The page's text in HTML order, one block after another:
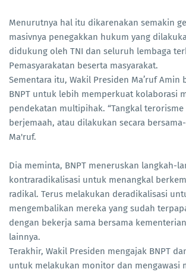
Menurutnya hal itu dikarenakan semakin
masivnya penegakkan hukum yang
didukung oleh TNI dan seluruh lembaga
Pemasyarakatan beserta masyarakat.
Sementara itu, Wakil Presiden Ma’ruf Amin
BNPT untuk lebih memperkuat kolaborasi
pendekatan multipihak. “Tangkal terorisme
berjemaah, atau dilakukan secara
Ma'ruf.
Dia meminta, BNPT meneruskan langkah-
kontraradikalisasi untuk menangkal
radikal. Terus melakukan deradikalisasi
mengembalikan mereka yang sudah
dengan bekerja sama bersama
lainnya.
Terakhir, Wakil Presiden mengajak BNPT
untuk melakukan monitor dan mengawasi